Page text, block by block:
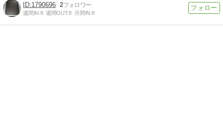
1790696 2
週間IN:8 週間OUT:8 月間IN:8